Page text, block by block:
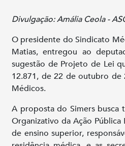
Divulgação: Amália Ceola -
O presidente do Sindicato
Matias, entregou ao
sugestão de Projeto de Lei
12.871, de 22 de outubro de
Médicos.
A proposta do Simers busca
Organizativo da Ação Pública
de ensino superior,